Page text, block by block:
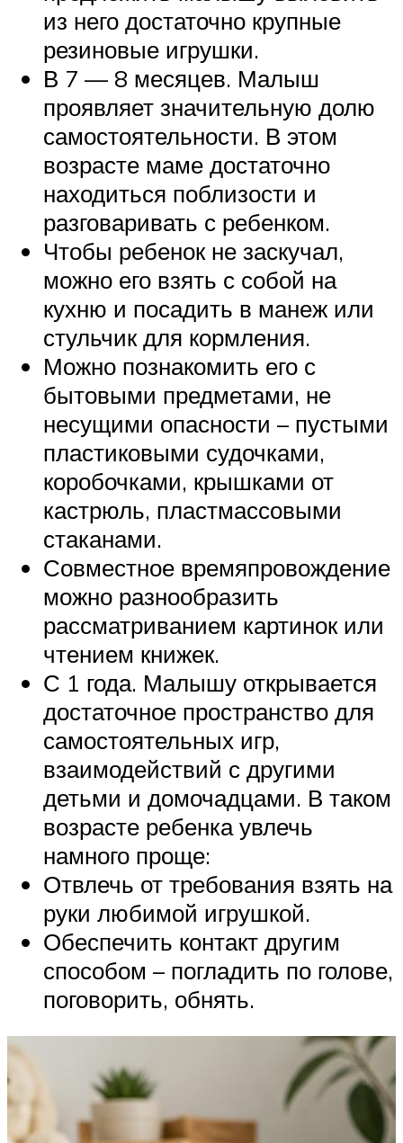
из него достаточно крупные
резиновые игрушки.
В 7 — 8 месяцев. Малыш
проявляет значительную долю
самостоятельности. В этом
возрасте маме достаточно
находиться поблизости и
разговаривать с ребенком.
Чтобы ребенок не заскучал,
можно его взять с собой на
кухню и посадить в манеж или
стульчик для кормления.
Можно познакомить его с
бытовыми предметами, не
несущими опасности – пустыми
пластиковыми судочками,
коробочками, крышками от
кастрюль, пластмассовыми
стаканами.
Совместное времяпровождение
можно разнообразить
рассматриванием картинок или
чтением книжек.
С 1 года. Малышу открывается
достаточное пространство для
самостоятельных игр,
взаимодействий с другими
детьми и домочадцами. В таком
возрасте ребенка увлечь
намного проще:
Отвлечь от требования взять на
руки любимой игрушкой.
Обеспечить контакт другим
способом – погладить по голове,
поговорить, обнять.